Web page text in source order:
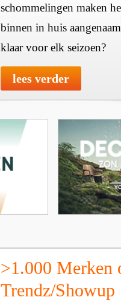
schommelingen maken
binnen in huis
klaar voor elk seizoen?
lees verder
>1.000 Merken
Trendz/Showup